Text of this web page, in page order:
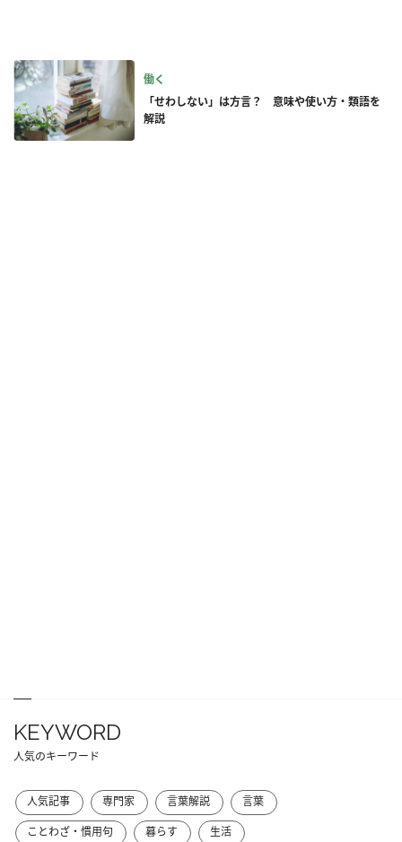
働く
「せわしない」は方言？ 意味や使い方・類語を
解説
KEYWORD
人気のキーワード
人気記事 専門家 言葉解説
言葉
ことわざ・慣用句
暮らす 生活